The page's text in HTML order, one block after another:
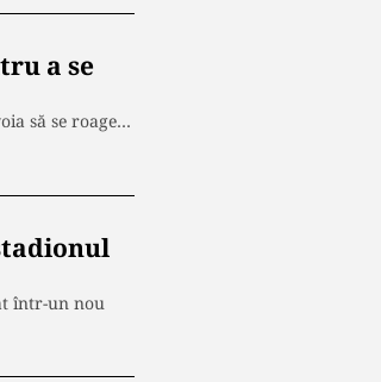
a se
să se roage…
într-un nou